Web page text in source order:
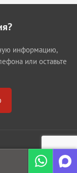
информацию,
или оставьте